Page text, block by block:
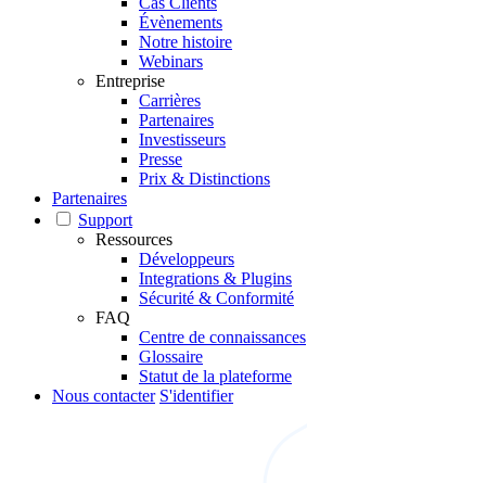
Évènements
Notre histoire
Webinars
Entreprise
Carrières
Partenaires
Investisseurs
Presse
Prix & Distinctions
Partenaires
Support
Ressources
Développeurs
Integrations & Plugins
Sécurité & Conformité
FAQ
Centre de connaissances
Glossaire
Statut de la plateforme
Nous contacter S'identifier